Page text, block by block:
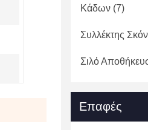
Κάδων (7)
Συλλέκτης
Σιλό
Επαφές